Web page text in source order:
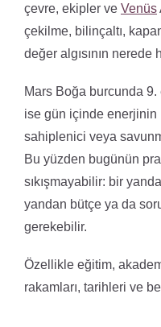
çevre, ekipler ve Venüs
çekilme, bilinçaltı,
değer algısının nerede
Mars Boğa burcunda
ise gün içinde
sahiplenici veya
Bu yüzden bugünün
sıkışmayabilir: bir
yandan bütçe ya da
gerekebilir.
Özellikle eğitim,
rakamları, tarihleri ve